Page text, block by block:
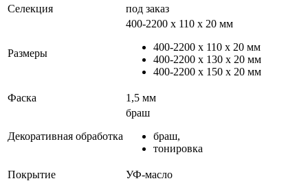
Селекция
под заказ
Размеры
400-2200 х 110 x 20 мм
400-2200 х 110 x 20 мм
400-2200 х 130 x 20 мм
400-2200 х 150 x 20 мм
Фаска 1,5 мм
Декоративная обработка
браш
браш,
тонировка
Покрытие
УФ-масло